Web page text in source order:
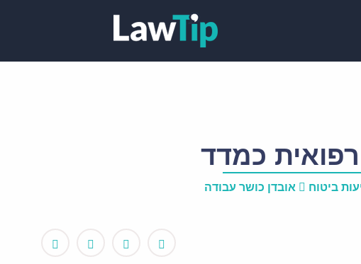
רפואית כמדד
ביטוח אובדן כושר עבודה